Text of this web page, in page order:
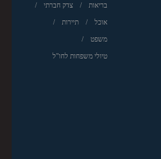
בריאות צדק חברתי
אוכל תיירות
משפט
טיולי משפחות לחו"ל